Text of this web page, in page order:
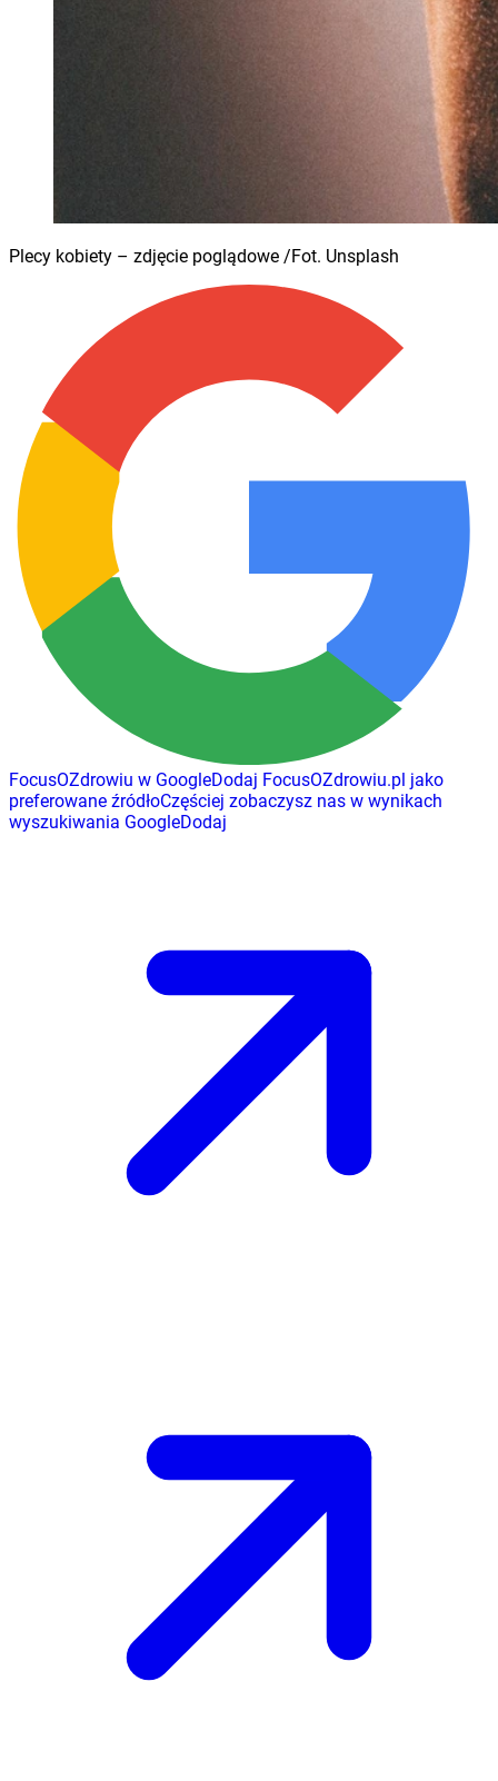
Plecy kobiety – zdjęcie poglądowe /Fot. Unsplash
FocusOZdrowiu w GoogleDodaj FocusOZdrowiu.pl jako
preferowane źródłoCzęściej zobaczysz nas w wynikach
wyszukiwania GoogleDodaj